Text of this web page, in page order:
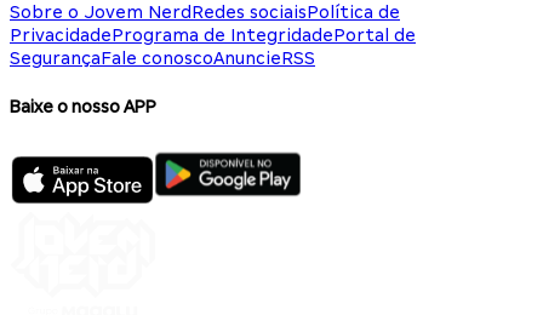
Sobre o Jovem NerdRedes sociaisPolítica de
PrivacidadePrograma de IntegridadePortal de
SegurançaFale conoscoAnuncieRSS
Baixe o nosso APP